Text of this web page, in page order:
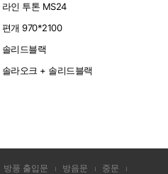
라인 투톤 MS24
편개 970*2100
솔리드블랙
솔라오크 + 솔리드블랙
방풍 출입문 방음문
중문